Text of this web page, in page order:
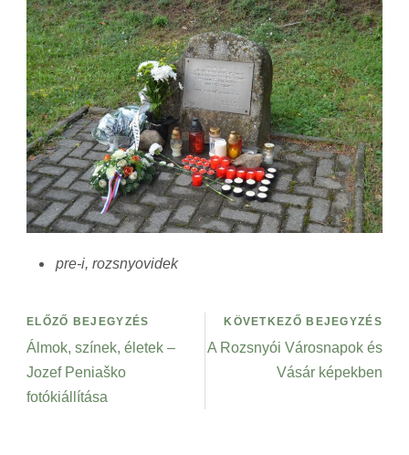
pre-i, rozsnyovidek
ELŐZŐ BEJEGYZÉS
Álmok, színek, életek –
Jozef Peniaško
fotókiállítása
KÖVETKEZŐ BEJEGYZÉS
A Rozsnyói Városnapok és
Vásár képekben